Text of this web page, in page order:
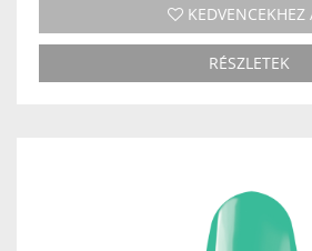
KEDVENCEKHEZ
RÉSZLETEK